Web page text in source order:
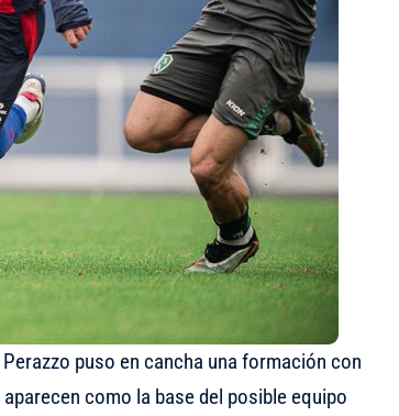
puso en cancha una formación con
como la base del posible equipo